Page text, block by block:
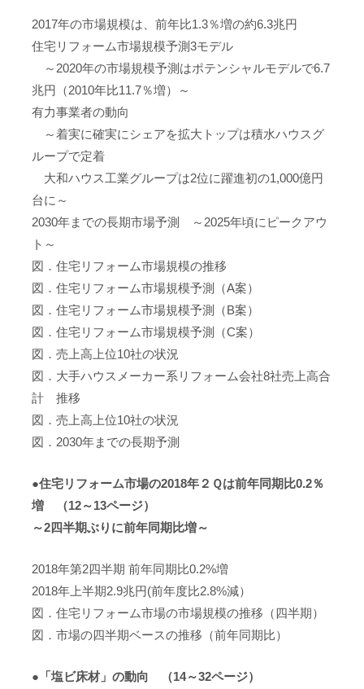
2017年の市場規模は、前年比1.3％増の約6.3兆円
住宅リフォーム市場規模予測3モデル
～2020年の市場規模予測はポテンシャルモデルで6.7
兆円（2010年比11.7％増）～
有力事業者の動向
～着実に確実にシェアを拡大トップは積水ハウスグ
ループで定着
大和ハウス工業グループは2位に躍進初の1,000億円
台に～
2030年までの長期市場予測 ～2025年頃にピークアウ
ト～
図．住宅リフォーム市場規模の推移
図．住宅リフォーム市場規模予測（A案）
図．住宅リフォーム市場規模予測（B案）
図．住宅リフォーム市場規模予測（C案）
図．売上高上位10社の状況
図．大手ハウスメーカー系リフォーム会社8社売上高合
計 推移
図．売上高上位10社の状況
図．2030年までの長期予測
●住宅リフォーム市場の2018年２Ｑは前年同期比0.2％
増 （12～13ページ）
～2四半期ぶりに前年同期比増～
2018年第2四半期 前年同期比0.2%増
2018年上半期2.9兆円(前年度比2.8%減）
図．住宅リフォーム市場の市場規模の推移（四半期）
図．市場の四半期ベースの推移（前年同期比）
●「塩ビ床材」の動向 （14～32ページ）